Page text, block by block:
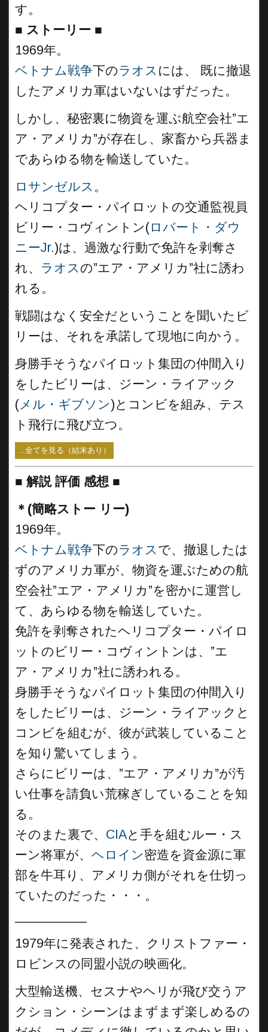
す。
■ ストーリー ■
1969年。
ベトナム戦争下のラオス には、 既に撤退
したアメリカ軍はいないはずだった。
しかし、秘密裏に物資を運ぶ航空会社”エ
ア・アメリカ”が存在し、家畜から兵器ま
であらゆる物を輸送していた。
ロサンゼルス 。
ヘリコプター・パイロットの交通監視員
ビリー・コヴィントン(ロバート・ダウ
ニーJr.)は、過激な行動で免許を剥奪さ
れ、 ラオスの”エア・アメリカ”社に誘わ
れる。
戦闘はなく安全だということを聞いたビ
リーは、それを承諾して現地に向かう。
身勝手そうなパイロット集団の仲間入り
をしたビリーは、ジーン・ライアック
( メル・ギブソン)とコンビを組み、テス
ト飛行に飛び立つ。
...全てを見る（結末あり）
■ 解説 評価 感想 ■
＊(簡略ストー リー)
1969年。
ベトナム戦争下のラオスで、撤退したは
ずのアメリカ軍が、物資を運ぶための航
空会社”エア・アメリカ”を密かに運営し
て、あらゆる物を輸送していた。
免許を剥奪されたヘリコプター・パイロ
ットのビリー・コヴィントンは、”エ
ア・アメリカ”社に誘われる。
身勝手そうなパイロット集団の仲間入り
をしたビリーは、ジーン・ライアックと
コンビを組むが、彼が武装していること
を知り驚いてしまう。
さらにビリーは、”エア・アメリカ”が汚
い仕事を請負い荒稼ぎしていることを知
る。
そのまた裏で、 CIAと手を組むルー・ス
ーン将軍が、 ヘロイン密造を資金源に軍
部を牛耳り、アメリカ側がそれを仕切っ
ていたのだった・・・。
1979年に発表された、クリストファー・
ロビンスの同盟小説の映画化。
大型輸送機、セスナやヘリが飛び交うア
クション・シーンはまずまず楽しめるの